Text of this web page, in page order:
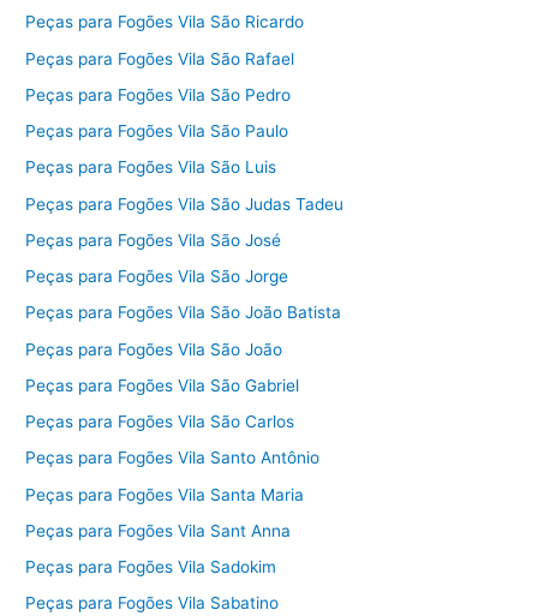
Peças para Fogões Vila São Ricardo
Peças para Fogões Vila São Rafael
Peças para Fogões Vila São Pedro
Peças para Fogões Vila São Paulo
Peças para Fogões Vila São Luis
Peças para Fogões Vila São Judas Tadeu
Peças para Fogões Vila São José
Peças para Fogões Vila São Jorge
Peças para Fogões Vila São João Batista
Peças para Fogões Vila São João
Peças para Fogões Vila São Gabriel
Peças para Fogões Vila São Carlos
Peças para Fogões Vila Santo Antônio
Peças para Fogões Vila Santa Maria
Peças para Fogões Vila Sant Anna
Peças para Fogões Vila Sadokim
Peças para Fogões Vila Sabatino